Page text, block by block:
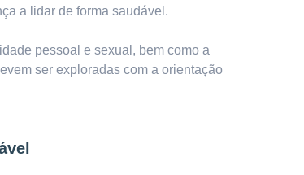
a lidar de forma saudável.
pessoal e sexual, bem como a
ser exploradas com a orientação